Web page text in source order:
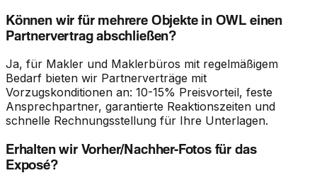
Können wir für mehrere Objekte in OWL einen
Partnervertrag abschließen?
Ja, für Makler und Maklerbüros mit regelmäßigem
Bedarf bieten wir Partnerverträge mit
Vorzugskonditionen an: 10-15% Preisvorteil, feste
Ansprechpartner, garantierte Reaktionszeiten und
schnelle Rechnungsstellung für Ihre Unterlagen.
Erhalten wir Vorher/Nachher-Fotos für das
Exposé?